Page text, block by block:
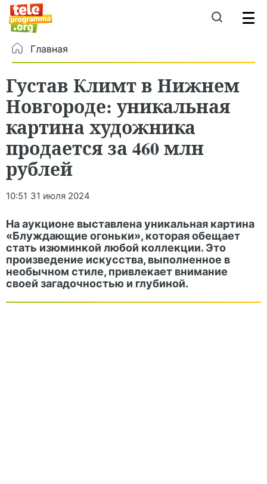
Главная
Густав Климт в Нижнем
Новгороде: уникальная
картина художника
продается за 460 млн
рублей
10:51 31 июля 2024
На аукционе выставлена уникальная картина
«Блуждающие огоньки», которая обещает
стать изюминкой любой коллекции. Это
произведение искусства, выполненное в
необычном стиле, привлекает внимание
своей загадочностью и глубиной.